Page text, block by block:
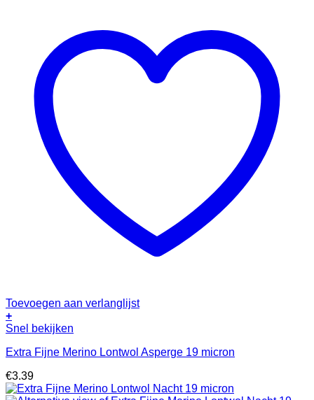
Toevoegen aan verlanglijst
+
Snel bekijken
Extra Fijne Merino Lontwol Asperge 19 micron
€3.39